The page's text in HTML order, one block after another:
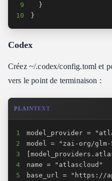
9
10
}
Codex
Créez ~/.codex/config.toml et
vers le point de terminaison :
PLAINTEXT
1
2
3
4
5